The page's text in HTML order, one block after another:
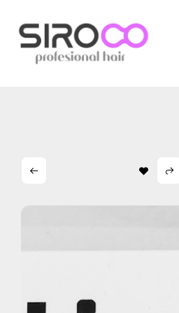
PRODUCTOS